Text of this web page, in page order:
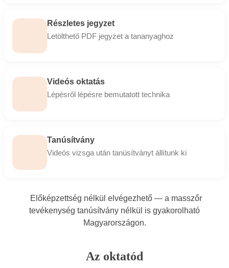
Részletes jegyzet
Letölthető PDF jegyzet a tananyaghoz
Videós oktatás
Lépésről lépésre bemutatott technika
Tanúsítvány
Videós vizsga után tanúsítványt állítunk ki
Előképzettség nélkül elvégezhető — a masszőr
tevékenység tanúsítvány nélkül is gyakorolható
Magyarországon.
Az oktatód